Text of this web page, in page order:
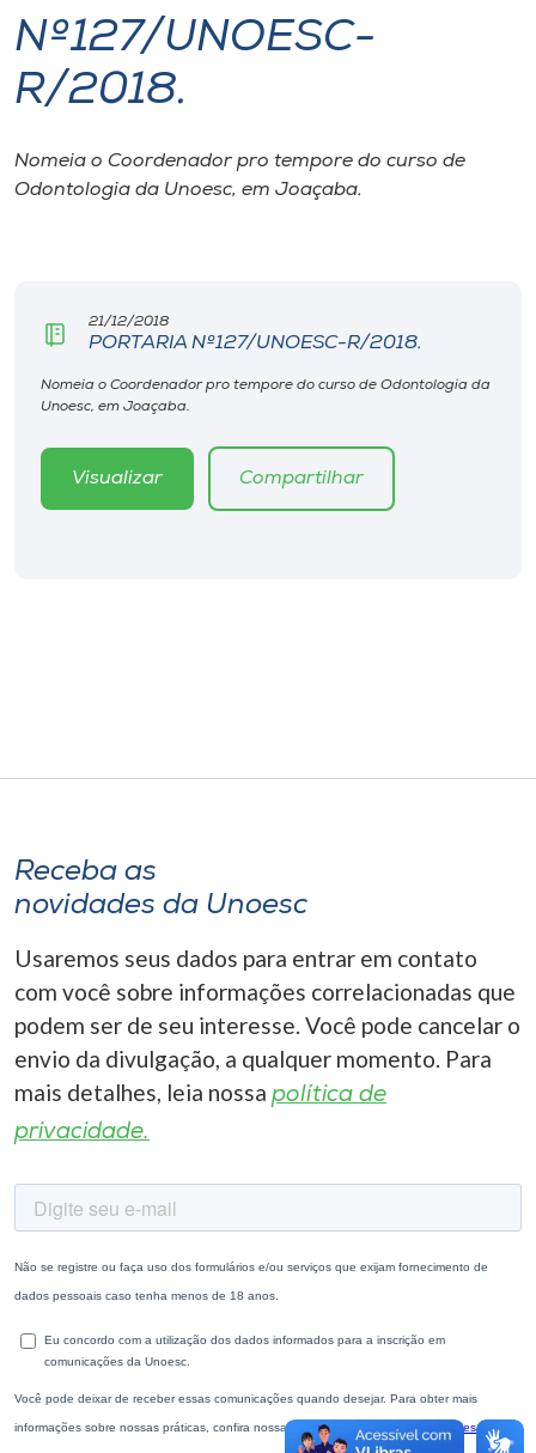
I.nova
Cultura
Biblioteca
Editora
Rádio
o idioma
A-
Nº127/UNOESC-
R/2018.
Nomeia o Coordenador pro tempore do curso de
Odontologia da Unoesc, em Joaçaba.
21/12/2018
PORTARIA Nº127/UNOESC-R/2018.
Nomeia o Coordenador pro tempore do curso de Odontologia da
Unoesc, em Joaçaba.
Visualizar Compartilhar
Receba as
novidades da Unoesc
Usaremos seus dados para entrar em contato
com você sobre informações correlacionadas que
podem ser de seu interesse. Você pode cancelar o
envio da divulgação, a qualquer momento. Para
mais detalhes, leia nossa política de
privacidade.